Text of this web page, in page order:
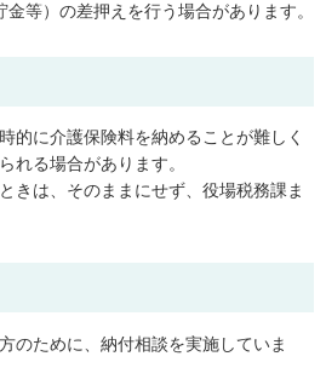
等）の差押えを行う場合があります。
的に介護保険料を納めることが難しく
れる場合があります。
きは、そのままにせず、役場税務課ま
のために、納付相談を実施していま